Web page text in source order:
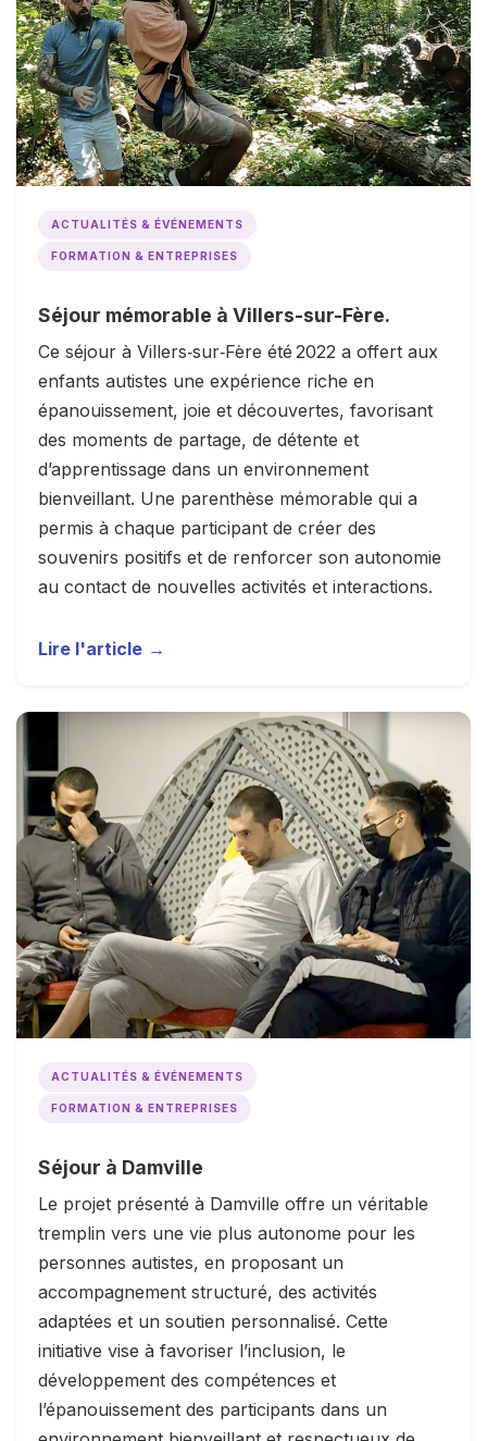
ACTUALITÉS & ÉVÉNEMENTS
FORMATION & ENTREPRISES
Séjour mémorable à Villers-sur-Fère.
Ce séjour à Villers‑sur‑Fère été 2022 a offert aux
enfants autistes une expérience riche en
épanouissement, joie et découvertes, favorisant
des moments de partage, de détente et
d’apprentissage dans un environnement
bienveillant. Une parenthèse mémorable qui a
permis à chaque participant de créer des
souvenirs positifs et de renforcer son autonomie
au contact de nouvelles activités et interactions.
Lire l'article →
ACTUALITÉS & ÉVÉNEMENTS
FORMATION & ENTREPRISES
Séjour à Damville
Le projet présenté à Damville offre un véritable
tremplin vers une vie plus autonome pour les
personnes autistes, en proposant un
accompagnement structuré, des activités
adaptées et un soutien personnalisé. Cette
initiative vise à favoriser l’inclusion, le
développement des compétences et
l’épanouissement des participants dans un